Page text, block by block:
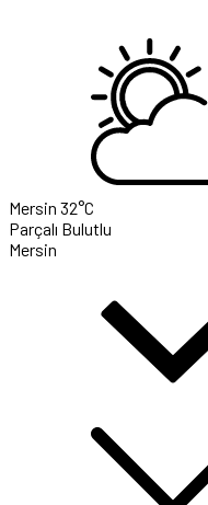
Mersin 32°C
Parçalı Bulutlu
Mersin